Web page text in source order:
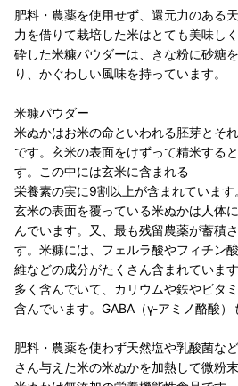
肥料・農薬を使用せず、還元力のある
力を借りて栽培した米はとても美味し
砕した米糠パウダーは、きな粉に砂糖
り、かぐわしい風味を持っています。
米糠パウダー
米ぬかはお米の命といわれる胚芽とそ
です。玄米の表面をけずって精米する
す。この中には玄米に含ま
栄養素の実に9割以上が含まれています
玄米の表面を覆っている米ぬかは人体
んでいます。又、最も残留農薬が蓄積
す。米糠には、フェルラ酸やフィチン
維などの成分がたくさん含まれていま
多く含んでいて、カリウムや鉄やビタ
含んでいます。GABA（γ-アミノ酪酸
肥料・農薬を使わず天然塩や乳酸菌な
さん与えた米の米ぬかを加熱して微粉末